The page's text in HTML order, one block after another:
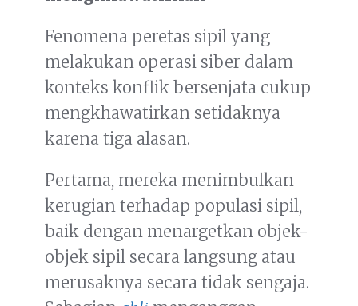
Fenomena peretas sipil yang
melakukan operasi siber dalam
konteks konflik bersenjata cukup
mengkhawatirkan setidaknya
karena tiga alasan.
Pertama, mereka menimbulkan
kerugian terhadap populasi sipil,
baik dengan menargetkan objek-
objek sipil secara langsung atau
merusaknya secara tidak sengaja.